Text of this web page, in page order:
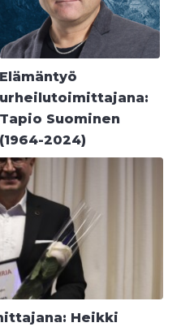
Elämäntyö
urheilutoimittajana:
Tapio Suominen
(1964-2024)
Heikki